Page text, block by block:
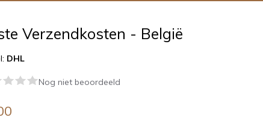
Verzendkosten - België
DHL
Nog niet beoordeeld